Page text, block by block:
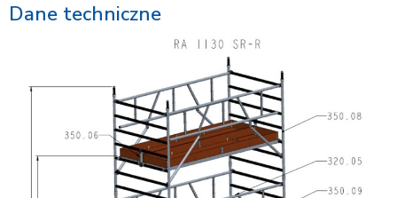
Dane techniczne